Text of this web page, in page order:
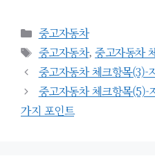
카
테
고
리
중고자동차
태
그
중고자동차,중고자동차
중고자동차 체크항목(3)-
중고자동차 체크항목(5)-
가지 포인트